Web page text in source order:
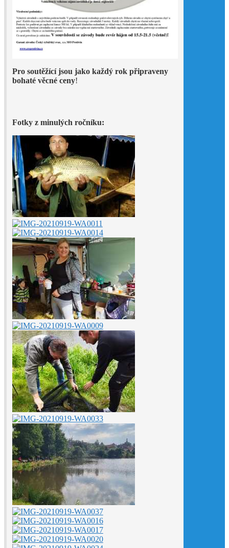
Pro soutěžící jsou jako každý rok připraveny
bohaté věcné ceny!
Fotky z minulých ročníku: